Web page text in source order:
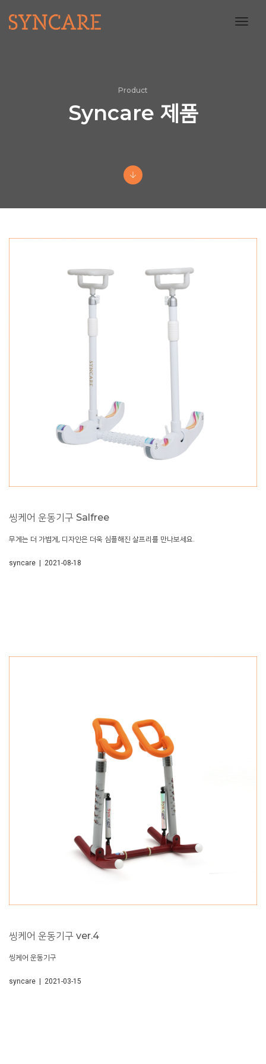
Product
Syncare 제품
씽케어 운동기구 Salfree
무게는 더 가볍게, 디자인은 더욱 심플해진 살프리를 만나보세요.
syncare | 2021-08-18
씽케어 운동기구 ver.4
씽케어 운동기구
syncare | 2021-03-15